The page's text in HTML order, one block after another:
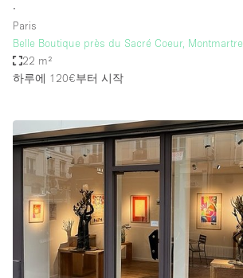
∙
Paris
Belle Boutique près du Sacré Coeur, Montmartre
22 m²
하루에 120€부터 시작